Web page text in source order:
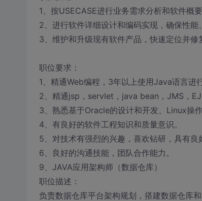
1、按USECASE进行业务需求分析和软件概要
2、进行软件详细设计和编码实现，确保性能
3、维护和升级现有软件产品，快速定位并修
职位要求：
1、精通Web编程，3年以上使用Java语言
2、精通jsp，servlet，java bean，JMS，
3、熟悉基于Oracle的设计和开发、Linux操
4、有良好的软件工程知识和质量意识。
5、对技术有强烈的兴趣，喜欢钻研，具有良
6、良好的沟通技能，团队合作能力。
9、JAVA应用架构师（数据仓库）
职位描述：
负责数据仓库平台架构规划，搭建数据仓库